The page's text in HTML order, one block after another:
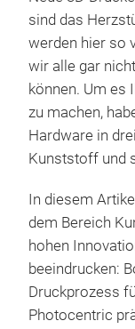
sind das
werden hier so
wir alle gar
können. Um es
zu machen,
Hardware in
Kunststoff und
In diesem
dem Bereich
hohen
beeindrucken:
Druckprozess
Photocentric